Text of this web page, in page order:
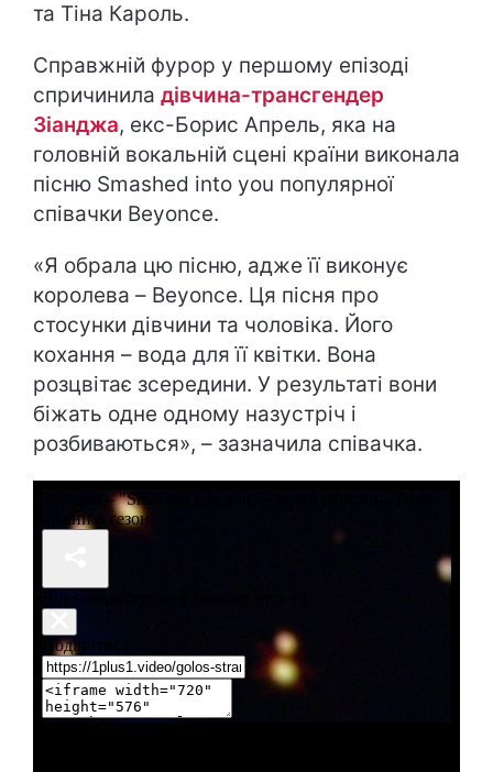
та Тіна Кароль.
Справжній фурор у першому епізоді
спричинила дівчина-трансгендер
Зіанджа, екс-Борис Апрель, яка на
головній вокальній сцені країни виконала
пісню Smashed into you популярної
співачки Beyonce.
«Я обрала цю пісню, адже її виконує
королева – Beyonce. Ця пісня про
стосунки дівчини та чоловіка. Його
кохання – вода для її квітки. Вона
розцвітає зсередини. У результаті вони
біжать одне одному назустріч і
розбиваються», – зазначила співачка.